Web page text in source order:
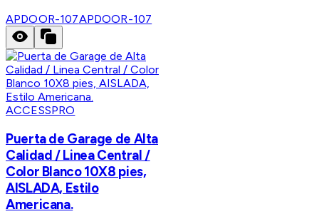
APDOOR-107APDOOR-107
ACCESSPRO
Puerta de Garage de Alta
Calidad / Linea Central /
Color Blanco 10X8 pies,
AISLADA, Estilo
Americana.